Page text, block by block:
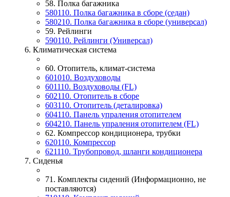
58. Полка багажника
580110. Полка багажника в сборе (седан)
580210. Полка багажника в сборе (универсал)
59. Рейлинги
590110. Рейлинги (Универсал)
6. Климатическая система
60. Отопитель, климат-система
601010. Воздуховоды
601110. Воздуховоды (FL)
602110. Отопитель в сборе
603110. Отопитель (деталировка)
604110. Панель упраления отопителем
604210. Панель упраления отопителем (FL)
62. Компрессор кондиционера, трубки
620110. Компрессор
621110. Трубопровод, шланги кондиционера
7. Сиденья
71. Комплекты сидений (Информационно, не
поставляются)